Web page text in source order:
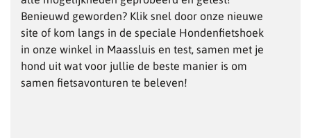
Benieuwd geworden? Klik snel door onze nieuwe
site of kom langs in de speciale Hondenfietshoek
in onze winkel in Maassluis en test, samen met je
hond uit wat voor jullie de beste manier is om
samen fietsavonturen te beleven!